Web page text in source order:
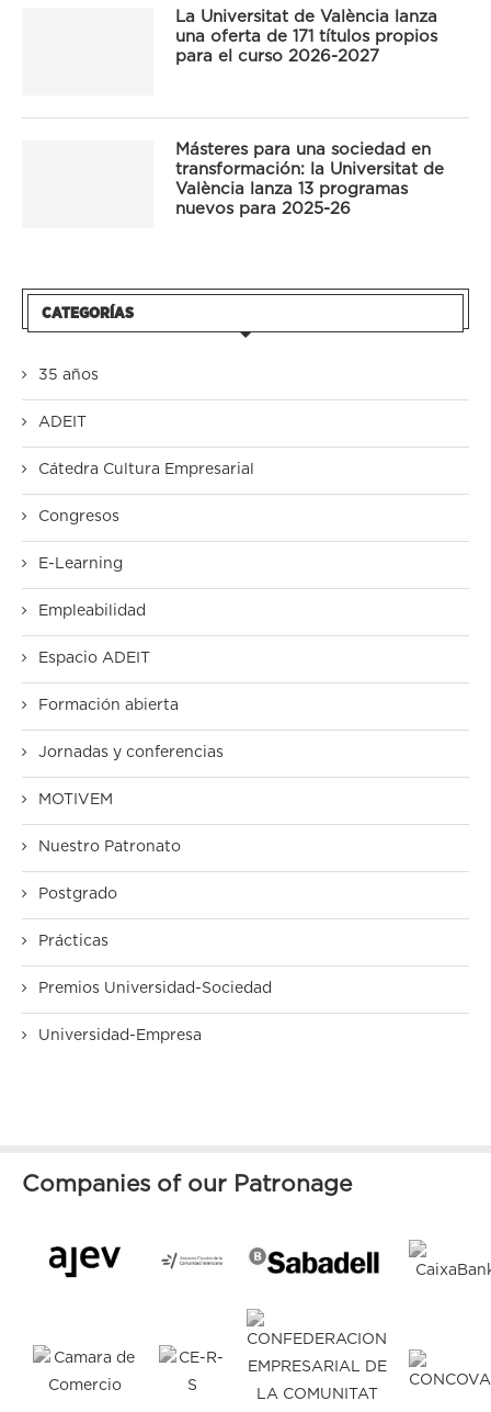
La Universitat de València lanza
una oferta de 171 títulos propios
para el curso 2026-2027
Másteres para una sociedad en
transformación: la Universitat de
València lanza 13 programas
nuevos para 2025-26
CATEGORÍAS
35 años
ADEIT
Cátedra Cultura Empresarial
Congresos
E-Learning
Empleabilidad
Espacio ADEIT
Formación abierta
Jornadas y conferencias
MOTIVEM
Nuestro Patronato
Postgrado
Prácticas
Premios Universidad-Sociedad
Universidad-Empresa
Companies of our Patronage